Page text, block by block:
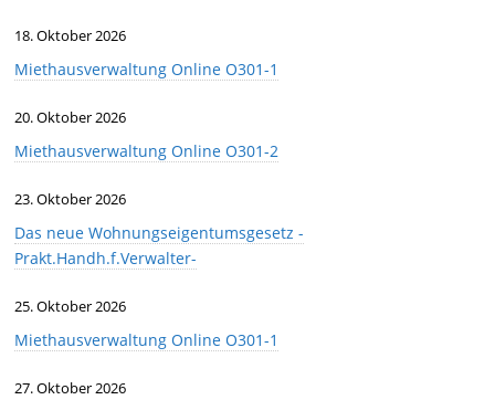
18. Oktober 2026
Miethausverwaltung Online O301-1
20. Oktober 2026
Miethausverwaltung Online O301-2
23. Oktober 2026
Das neue Wohnungseigentumsgesetz -
Prakt.Handh.f.Verwalter-
25. Oktober 2026
Miethausverwaltung Online O301-1
27. Oktober 2026